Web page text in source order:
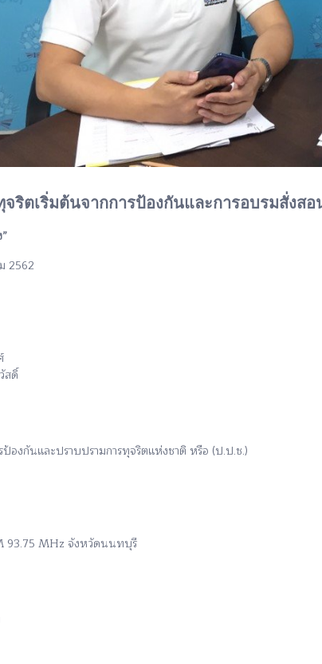
จริตเริ่มต้นจากการป้องกันและการอบรมสั่งส
2562
สดิ์
องกันและปราบปรามการทุจริตแห่งชาติ หรือ (ป.ป.ช.)
93.75 MHz จังหวัดนนทบุรี